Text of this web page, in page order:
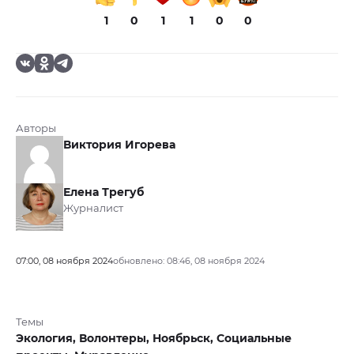
1 0 1 1 0 0
Авторы
Виктория Игорева
Елена Трегуб
Журналист
07:00, 08 ноября 2024обновлено: 08:46, 08 ноября 2024
Темы
Экология, Волонтеры, Ноябрьск, Социальные